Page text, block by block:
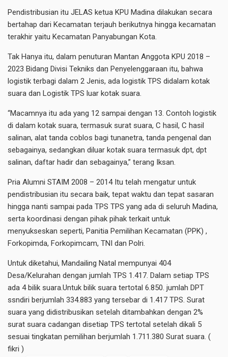
Pendistribusian itu JELAS ketua KPU Madina dilakukan secara
bertahap dari Kecamatan terjauh berikutnya hingga kecamatan
terakhir yaitu Kecamatan Panyabungan Kota.
Tak Hanya itu, dalam penuturan Mantan Anggota KPU 2018 –
2023 Bidang Divisi Tekniks dan Penyelenggaraan itu, bahwa
logistik terbagi dalam 2 Jenis, ada logistik TPS didalam kotak
suara dan Logistik TPS luar kotak suara.
“Macamnya itu ada yang 12 sampai dengan 13. Contoh logistik
di dalam kotak suara, termasuk surat suara, C hasil, C hasil
salinan, alat tanda coblos bagi tunanetra, tanda pengenal dan
sebagainya, sedangkan diluar kotak suara termasuk dpt, dpt
salinan, daftar hadir dan sebagainya,” terang Iksan.
Pria Alumni STAIM 2008 – 2014 Itu telah mengatur untuk
pendistribusian itu secara baik, tepat waktu dan tepat sasaran
hingga nanti sampai pada TPS TPS yang ada di seluruh Madina,
serta koordinasi dengan pihak pihak terkait untuk
menyukseskan seperti, Panitia Pemilihan Kecamatan (PPK) ,
Forkopimda, Forkopimcam, TNI dan Polri.
Untuk diketahui, Mandailing Natal mempunyai 404
Desa/Kelurahan dengan jumlah TPS 1.417. Dalam setiap TPS
ada 4 bilik suara.Untuk bilik suara tertotal 6.850. jumlah DPT
ssndiri berjumlah 334.883 yang tersebar di 1.417 TPS. Surat
suara yang didistribusikan setelah ditambahkan dengan 2%
surat suara cadangan disetiap TPS tertotal setelah dikali 5
sesuai tingkatan pemilihan berjumlah 1.711.380 Surat suara. (
fikri )